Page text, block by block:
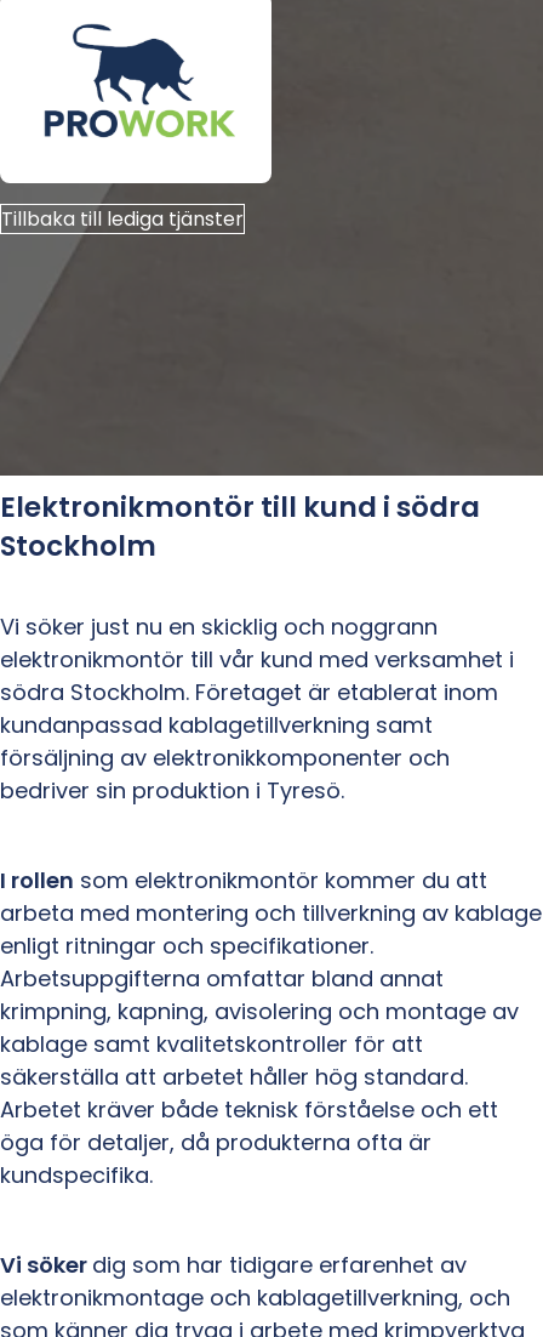
Tillbaka till lediga tjänster
Elektronikmontör till kund i södra
Stockholm
Vi söker just nu en skicklig och noggrann
elektronikmontör till vår kund med verksamhet i
södra Stockholm. Företaget är etablerat inom
kundanpassad kablagetillverkning samt
försäljning av elektronikkomponenter och
bedriver sin produktion i Tyresö.
I rollen som elektronikmontör kommer du att
arbeta med montering och tillverkning av kablage
enligt ritningar och specifikationer.
Arbetsuppgifterna omfattar bland annat
krimpning, kapning, avisolering och montage av
kablage samt kvalitetskontroller för att
säkerställa att arbetet håller hög standard.
Arbetet kräver både teknisk förståelse och ett
öga för detaljer, då produkterna ofta är
kundspecifika.
Vi söker dig som har tidigare erfarenhet av
elektronikmontage och kablagetillverkning, och
som känner dig trygg i arbete med krimpverktyg